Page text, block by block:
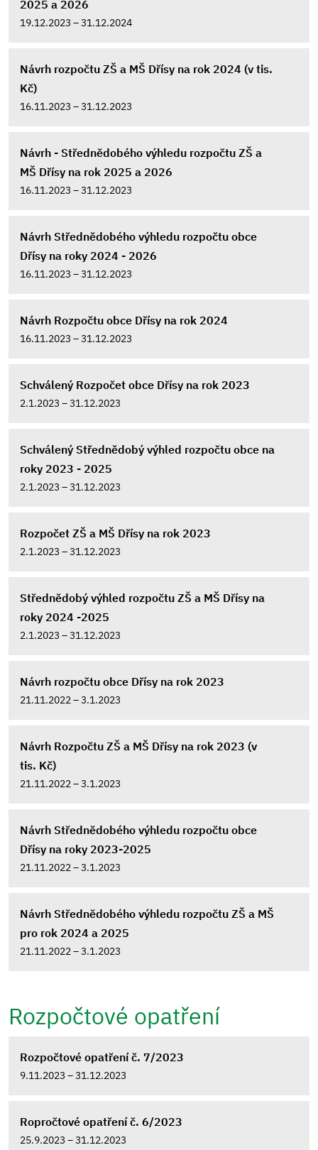
2025 a 2026
19.12.2023 – 31.12.2024
Návrh rozpočtu ZŠ a MŠ Dřísy na rok 2024 (v tis.
Kč)
16.11.2023 – 31.12.2023
Návrh - Střednědobého výhledu rozpočtu ZŠ a
MŠ Dřísy na rok 2025 a 2026
16.11.2023 – 31.12.2023
Návrh Střednědobého výhledu rozpočtu obce
Dřísy na roky 2024 - 2026
16.11.2023 – 31.12.2023
Návrh Rozpočtu obce Dřísy na rok 2024
16.11.2023 – 31.12.2023
Schválený Rozpočet obce Dřísy na rok 2023
2.1.2023 – 31.12.2023
Schválený Střednědobý výhled rozpočtu obce na
roky 2023 - 2025
2.1.2023 – 31.12.2023
Rozpočet ZŠ a MŠ Dřísy na rok 2023
2.1.2023 – 31.12.2023
Střednědobý výhled rozpočtu ZŠ a MŠ Dřísy na
roky 2024 -2025
2.1.2023 – 31.12.2023
Návrh rozpočtu obce Dřísy na rok 2023
21.11.2022 – 3.1.2023
Návrh Rozpočtu ZŠ a MŠ Dřísy na rok 2023 (v
tis. Kč)
21.11.2022 – 3.1.2023
Návrh Střednědobého výhledu rozpočtu obce
Dřísy na roky 2023-2025
21.11.2022 – 3.1.2023
Návrh Střednědobého výhledu rozpočtu ZŠ a MŠ
pro rok 2024 a 2025
21.11.2022 – 3.1.2023
Rozpočtové opatření
Rozpočtové opatření č. 7/2023
9.11.2023 – 31.12.2023
Ropročtové opatření č. 6/2023
25.9.2023 – 31.12.2023